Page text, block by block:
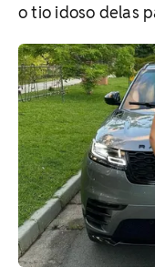
o tio idoso delas